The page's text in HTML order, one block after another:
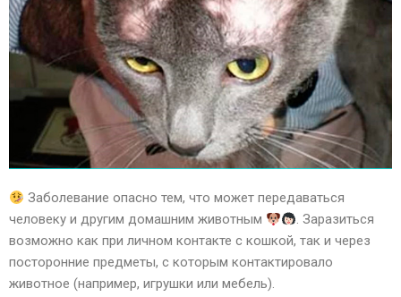
Заболевание опасно тем, что может передаваться
человеку и другим домашним животным
. Заразиться
возможно как при личном контакте с кошкой, так и через
посторонние предметы, с которым контактировало
животное (например, игрушки или мебель).